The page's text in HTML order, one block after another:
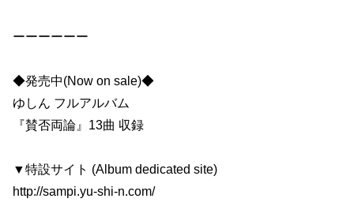
ーーーーーー
◆発売中(Now on sale)◆
ゆしん フルアルバム
『賛否両論』13曲 収録
▼特設サイト (Album dedicated site)
http://sampi.yu-shi-n.com/